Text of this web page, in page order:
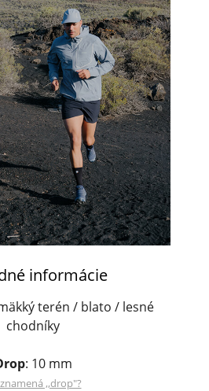
informácie
terén / blato / lesné
chodníky
: 10 mm
,,drop"?